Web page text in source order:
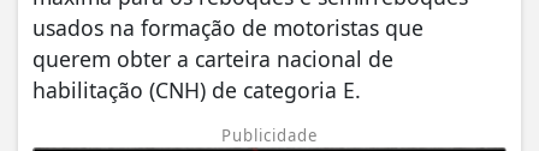
usados na formação de motoristas que
querem obter a carteira nacional de
habilitação (CNH) de categoria E.
Publicidade